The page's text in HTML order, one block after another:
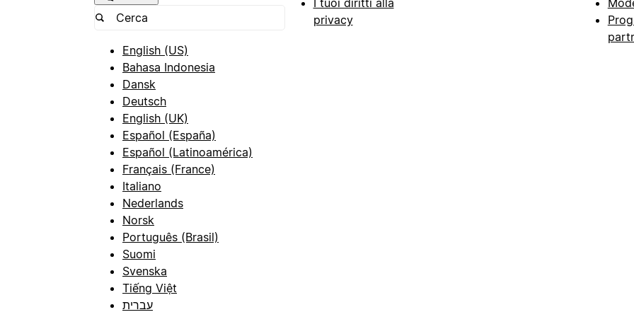
English (US)
Bahasa Indonesia
Dansk
Deutsch
English (UK)
Español (España)
Español (Latinoamérica)
Français (France)
Italiano
Nederlands
Norsk
Português (Brasil)
Suomi
Svenska
Tiếng Việt
עברית
I tuoi diritti alla
privacy